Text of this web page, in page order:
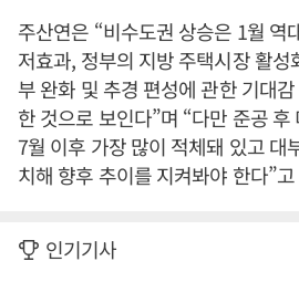
주산연은 “비수도권 상승은 1월 역
저효과, 정부의 지방 주택시장 활성
부 완화 및 추경 편성에 관한 기대
한 것으로 보인다”며 “다만 준공
7월 이후 가장 많이 적체돼 있고 대
치해 향후 추이를 지켜봐야 한다”
인기기사